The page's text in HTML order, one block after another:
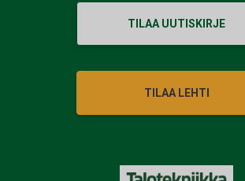
TILAA UUTISKIRJE
TILAA LEHTI